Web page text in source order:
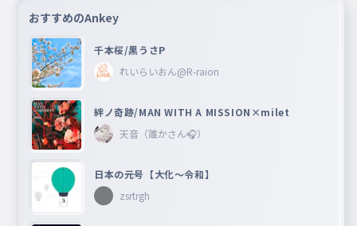
おすすめのAnkey
千本桜/黒うさP
れいらいおん@R-raion
絆ノ奇跡/MAN WITH A MISSION×milet
天音（誰かさん🎧）
日本の元号【大化〜令和】
zsrtrgh